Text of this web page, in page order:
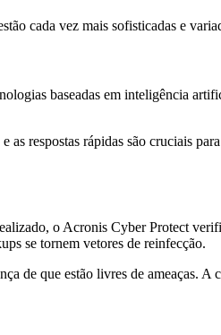
cada vez mais sofisticadas e
baseadas em inteligência
respostas rápidas são cruciais
o Acronis Cyber Protect
se tornem vetores de reinfecção.
de que estão livres de ameaças.